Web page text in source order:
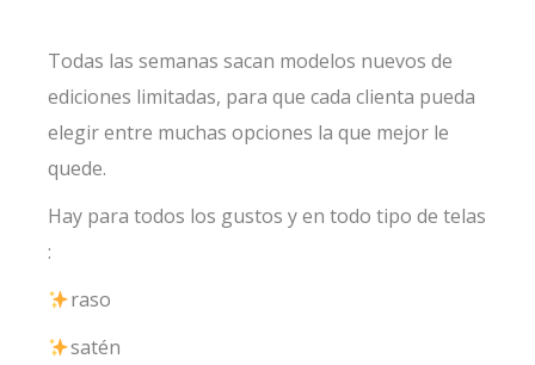
Todas las semanas sacan modelos nuevos de
ediciones limitadas, para que cada clienta pueda
elegir entre muchas opciones la que mejor le
quede.
Hay para todos los gustos y en todo tipo de telas
:
raso
satén